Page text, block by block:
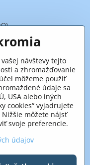
návštevy tejto
a zhromažďovanie
môžeme použiť
údaje sa
USA alebo iných
cookies“ vyjadrujete
môžete nájsť
svoje preferencie.
údajov